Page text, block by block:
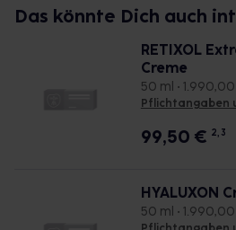
Das könnte Dich auch
RETIXOL
Creme
50 ml • 1.990,00
Pflichtangaben
99,50 € 2, 3
HYALUXON
50 ml • 1.990,00